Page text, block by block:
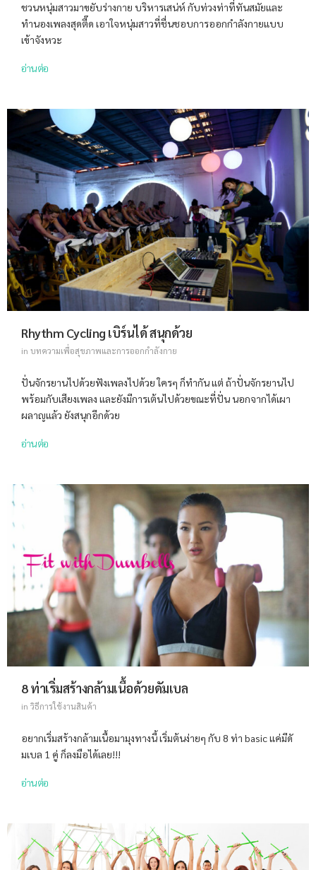
ชวนหนุ่มสาวมาขยับร่างกาย บริหารเสน่ห์ กับท่วงท่าที่ทันสมัยและ
ทำนองเพลงสุดตื๊ด เอาใจหนุ่มสาวที่ชื่นชอบการออกกำลังกายแบบ
เข้าจังหวะ
อ่านต่อ
Rhythm Cycling เบิร์นได้ สนุกด้วย
in บทความเพื่อสุขภาพและการออกกำลังกาย
ปั่นจักรยานไปด้วยฟังเพลงไปด้วย ใครๆ ก็ทำกัน แต่ ถ้าปั่นจักรยานไป
พร้อมกับเสียงเพลง และยังมีการเต้นไปด้วยขณะที่ปั่น นอกจากได้เผา
ผลาญแล้ว ยังสนุกอีกด้วย
อ่านต่อ
8 ท่าเริ่มสร้างกล้ามเนื้อด้วยดัมเบล
in วิธีการใช้งานสินค้า
อยากเริ่มสร้างกล้ามเนื้อมามุงทางนี้ เริ่มต้นง่ายๆ กับ 8 ท่า basic แค่มีดั
มเบล 1 คู่ ก็ลงมือได้เลย!!!
อ่านต่อ